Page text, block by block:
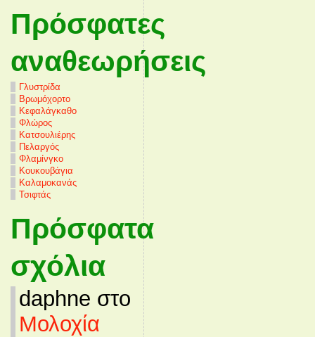
Πρόσφατες
αναθεωρήσεις
Γλυστρίδα
Βρωμόχορτο
Κεφαλάγκαθο
Φλώρος
Κατσουλιέρης
Πελαργός
Φλαμίνγκο
Κουκουβάγια
Καλαμοκανάς
Τσιφτάς
Πρόσφατα
σχόλια
daphne στο
Μολοχία